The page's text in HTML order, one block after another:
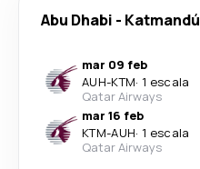
Abu Dhabi - Katmandú
mar 09 feb
AUH-KTM· 1 escala
Qatar Airways
mar 16 feb
KTM-AUH· 1 escala
Qatar Airways